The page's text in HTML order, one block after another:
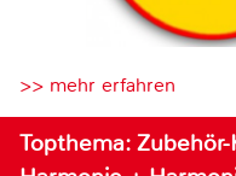
>> mehr erfahren
Topthema: